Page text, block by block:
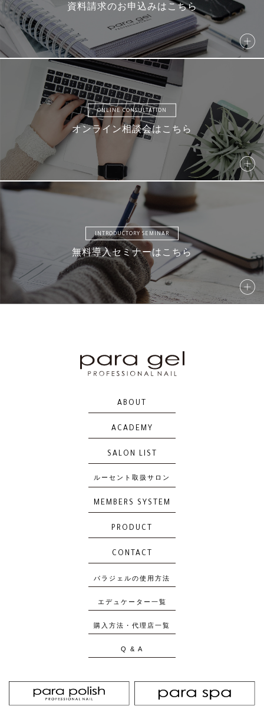
資料請求のお申込みはこちら
ONLINE CONSULTATION
オンライン相談会はこちら
INTRODUCTORY SEMINAR
無料導入セミナーはこちら
ABOUT
ACADEMY
SALON LIST
ルーセント取扱サロン
MEMBERS SYSTEM
PRODUCT
CONTACT
パラジェルの使用方法
エデュケーター一覧
購入方法・代理店一覧
Q & A